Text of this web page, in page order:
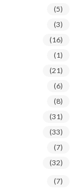
(5)
(3)
(16)
(1)
(21)
(6)
(8)
(31)
(33)
(7)
(32)
(7)